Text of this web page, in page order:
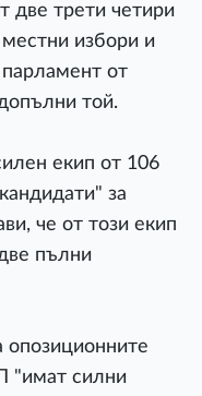
две трети четири
избори и
парламент от
той.
екип от 106
за
че от този екип
пълни
опозиционните
"имат силни